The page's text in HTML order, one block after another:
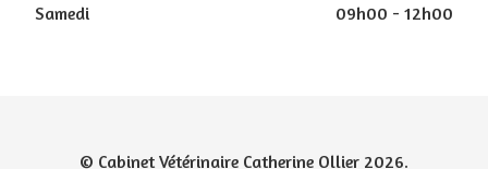
Samedi
09h00 - 12h00
© Cabinet Vétérinaire Catherine Ollier 2026.